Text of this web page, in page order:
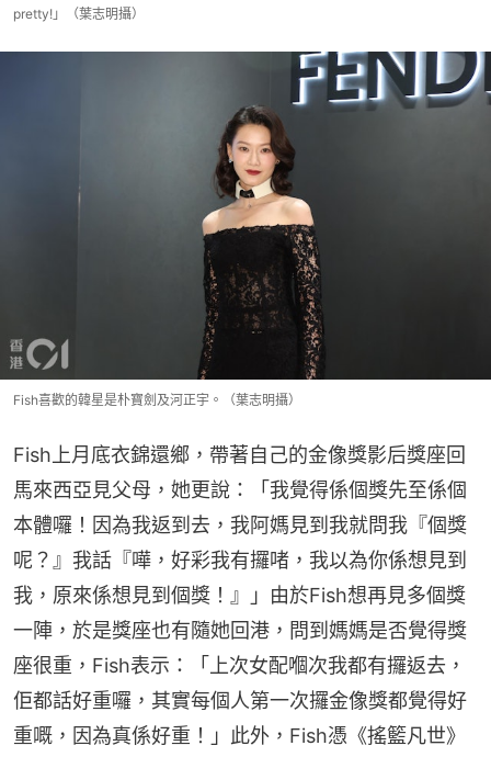
pretty!」（葉志明攝）
Fish喜歡的韓星是朴寶劍及河正宇。（葉志明攝）
Fish上月底衣錦還鄉，帶著自己的金像獎影后獎座回
馬來西亞見父母，她更說：「我覺得係個獎先至係個
本體囉！因為我返到去，我阿媽見到我就問我『個獎
呢？』我話『嘩，好彩我有攞啫，我以為你係想見到
我，原來係想見到個獎！』」由於Fish想再見多個獎
一陣，於是獎座也有隨她回港，問到媽媽是否覺得獎
座很重，Fish表示：「上次女配嗰次我都有攞返去，
佢都話好重囉，其實每個人第一次攞金像獎都覺得好
重嘅，因為真係好重！」此外，Fish憑《搖籃凡世》